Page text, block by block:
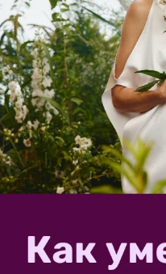
Ответить
makslip
Максим
13
Наталья, а
нашли?
Ответить
13